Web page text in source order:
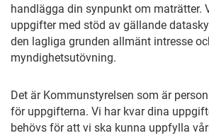
handlägga din synpunkt om maträtter.
uppgifter med stöd av gällande
den lagliga grunden allmänt intresse
myndighetsutövning.
Det är Kommunstyrelsen som är
för uppgifterna. Vi har kvar dina
behövs för att vi ska kunna uppfylla